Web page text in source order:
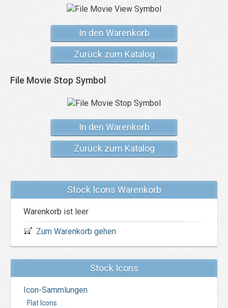
In den Warenkorb
Zurück zum Katalog
File Movie Stop Symbol
In den Warenkorb
Zurück zum Katalog
Stock Icons Warenkorb
Warenkorb ist leer
Zum Warenkorb gehen
Stock Icons
Icon-Sammlungen
Flat Icons